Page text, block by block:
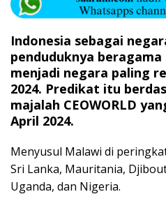
Indonesia sebagai
penduduknya
menjadi negara paling
2024. Predikat itu
majalah CEOWORLD
April 2024.
Menyusul Malawi di
Sri Lanka, Mauritania,
Uganda, dan Nigeria.